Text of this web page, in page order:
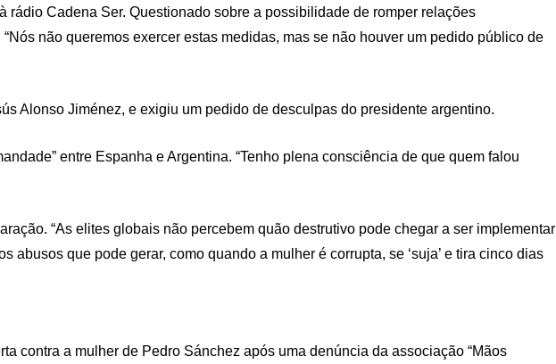
Cadena Ser. Questionado sobre a possibilidade de romper relações
não queremos exercer estas medidas, mas se não houver um pedido público de
Alonso Jiménez, e exigiu um pedido de desculpas do presidente argentino.
entre Espanha e Argentina. “Tenho plena consciência de que quem falou
“As elites globais não percebem quão destrutivo pode chegar a ser implementar
que pode gerar, como quando a mulher é corrupta, se ‘suja’ e tira cinco dias
contra a mulher de Pedro Sánchez após uma denúncia da associação “Mãos